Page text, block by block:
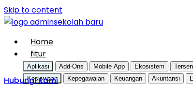
Skip to content
Home
fitur
Aplikasi Add-Ons Mobile App Ekosistem
Kesiswaan
Kepegawaian Keuangan Akuntansi
Hubungi Kami